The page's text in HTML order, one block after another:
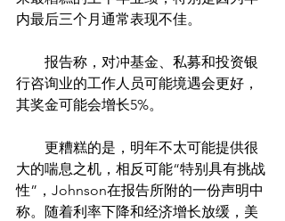
内最后三个月通常表现不佳。
报告称，对冲基金、私募和投资银
行咨询业的工作人员可能境遇会更好，
其奖金可能会增长5%。
更糟糕的是，明年不太可能提供很
大的喘息之机，相反可能“特别具有挑战
性”，Johnson在报告所附的一份声明中
称。随着利率下降和经济增长放缓，美